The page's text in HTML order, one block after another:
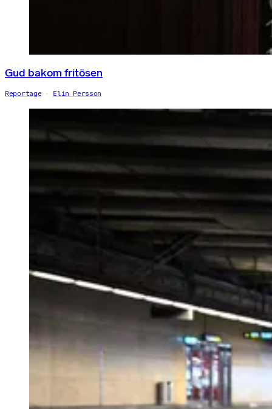
Gud bakom fritösen
Reportage Elin Persson